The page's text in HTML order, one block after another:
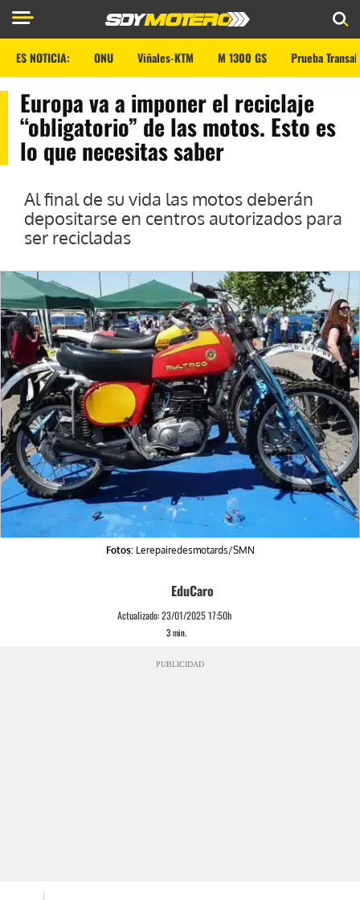
ES NOTICIA: ONU Viñales-KTM M 1300 GS Prueba
Europa va a imponer el reciclaje
“obligatorio” de las motos. Esto es
lo que necesitas saber
Al final de su vida las motos deberán
depositarse en centros autorizados para
ser recicladas
Fotos:Lerepairedesmotards/SMN
EduCaro
Actualizado:23/01/2025 17:50h
3min.
PUBLICIDAD